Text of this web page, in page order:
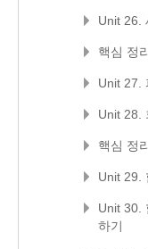
Unit 26.
핵심 정
Unit 27.
Unit 28.
핵심 정
Unit 29.
Unit 30.
하기